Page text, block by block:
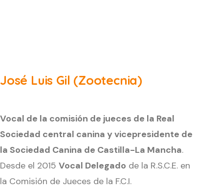
José Luis Gil (Zootecnia)
Vocal de la comisión de jueces de la Real
Sociedad central canina y vicepresidente de
la Sociedad Canina de Castilla-La Mancha.
Desde el 2015 Vocal Delegado de la R.S.C.E. en
la Comisión de Jueces de la F.C.I.